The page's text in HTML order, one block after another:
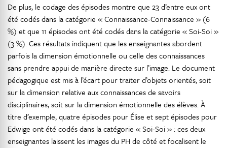
De plus, le codage des épisodes montre que 23 d’entre eux ont
été codés dans la catégorie « Connaissance-Connaissance » (6
%) et que 11 épisodes ont été codés dans la catégorie « Soi-Soi »
(3 %). Ces résultats indiquent que les enseignantes abordent
parfois la dimension émotionnelle ou celle des connaissances
sans prendre appui de manière directe sur l’image. Le document
pédagogique est mis à l’écart pour traiter d’objets orientés, soit
sur la dimension relative aux connaissances de savoirs
disciplinaires, soit sur la dimension émotionnelle des élèves. À
titre d’exemple, quatre épisodes pour Élise et sept épisodes pour
Edwige ont été codés dans la catégorie « Soi-Soi » : ces deux
enseignantes laissent les images du PH de côté et focalisent le